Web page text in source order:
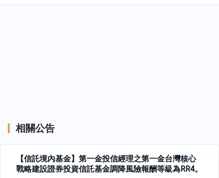
相關公告
【信託境內基金】第一金投信經理之第一金台灣核心
戰略建設證券投資信託基金調降風險報酬等級為RR4。